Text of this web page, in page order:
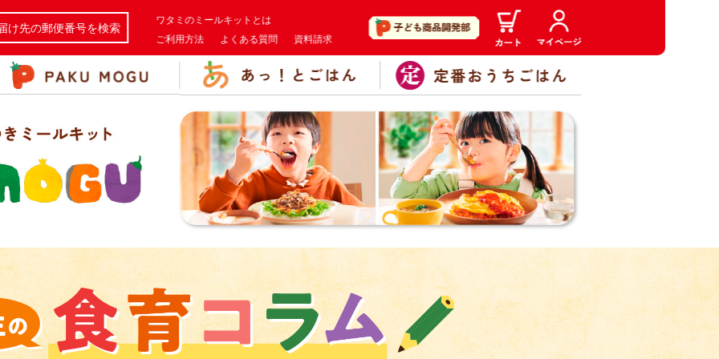
け先の郵便番号を検索
ワタミのミールキットとは
ご利用方法
よくある質問 資料請求